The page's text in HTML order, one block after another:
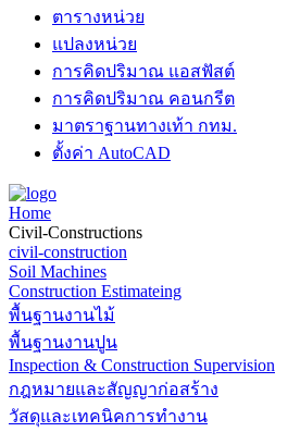
ตารางหน่วย
แปลงหน่วย
การคิดปริมาณ แอสฟัสต์
การคิดปริมาณ คอนกรีต
มาตราฐานทางเท้า กทม.
ตั้งค่า AutoCAD
Home
Civil-Constructions
civil-construction
Soil Machines
Construction Estimateing
พื้นฐานงานไม้
พื้นฐานงานปูน
Inspection & Construction Supervision
กฎหมายและสัญญาก่อสร้าง
วัสดุและเทคนิคการทำงาน